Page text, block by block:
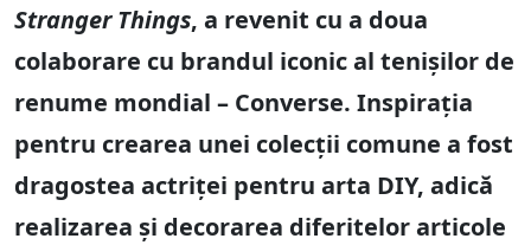
Stranger Things, a revenit cu a doua
colaborare cu brandul iconic al tenișilor de
renume mondial – Converse. Inspirația
pentru crearea unei colecții comune a fost
dragostea actriței pentru arta DIY, adică
realizarea și decorarea diferitelor articole